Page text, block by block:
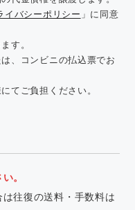
イバシーポリシー 」に同意
す。
、コンビニの払込票でお
てご負担ください。
。
往復の送料・手数料は